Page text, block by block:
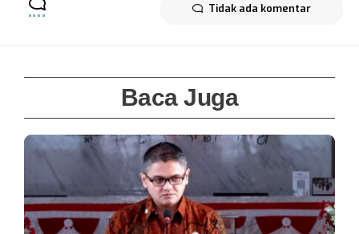
Tidak ada komentar
Baca Juga